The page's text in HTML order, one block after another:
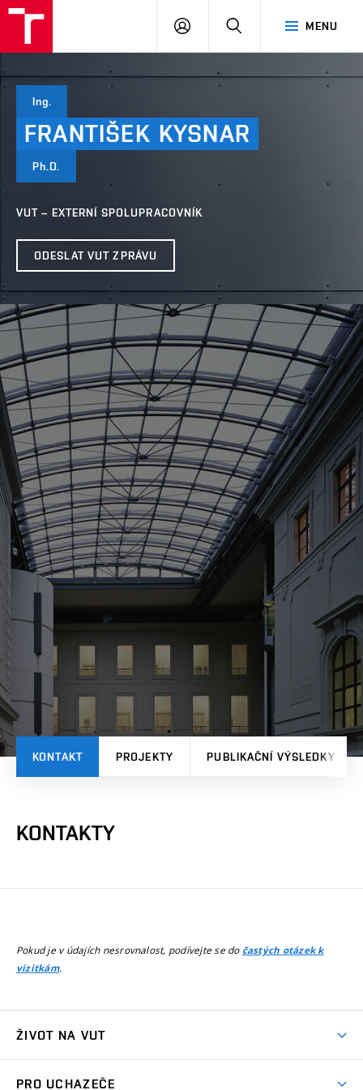
MENU
PŘIHLÁSIT
Ing.
FRANTIŠEK KYSNAR
Ph.D.
VUT – EXTERNÍ SPOLUPRACOVNÍK
ODESLAT VUT ZPRÁVU
KONTAKT PROJEKTY PUBLIKAČNÍ VÝSLEDKY
KONTAKTY
Pokud je v údajích nesrovnalost, podívejte se do častých otázek k
vizitkám.
ŽIVOT NA VUT
PRO UCHAZEČE